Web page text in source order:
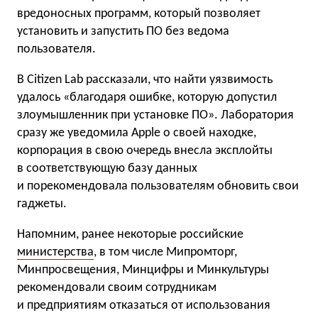
вредоносных программ, который позволяет
установить и запустить ПО без ведома
пользователя.
В Citizen Lab рассказали, что найти уязвимость
удалось «благодаря ошибке, которую допустил
злоумышленник при установке ПО». Лаборатория
сразу же уведомила Apple о своей находке,
корпорация в свою очередь внесла эксплойты
в соответствующую базу данных
и порекомендовала пользователям обновить свои
гаджеты.
Напомним, ранее некоторые российские
министерства, в том числе Мипромторг,
Минпросвещения, Минцифры и Минкультуры
рекомендовали своим сотрудникам
и предприятиям отказаться от использования